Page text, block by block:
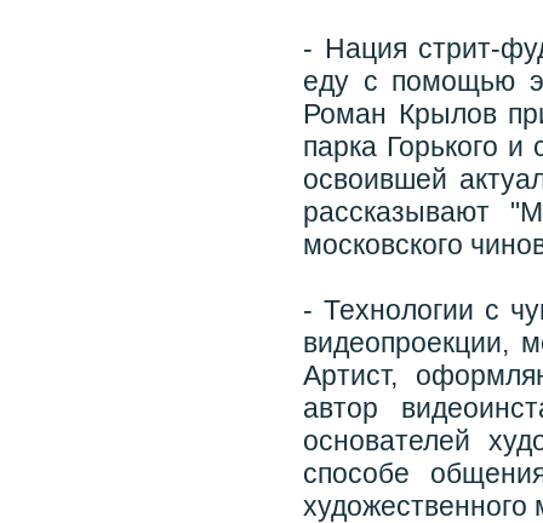
- Нация стрит-
еду с помощью
Роман Крылов
парка Горького и
освоившей
рассказывают
московского
- Технологии с
видеопроекции,
Артист,
автор
основателей
способе